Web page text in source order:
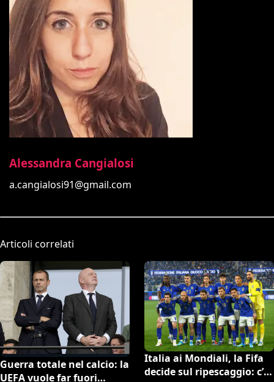
Alessandra Cangialosi
a.cangialosi91@gmail.com
Articoli correlati
Guerra totale nel calcio: la
UEFA vuole far fuori
Italia ai Mondiali, la Fifa
decide sul ripescaggio: c’è